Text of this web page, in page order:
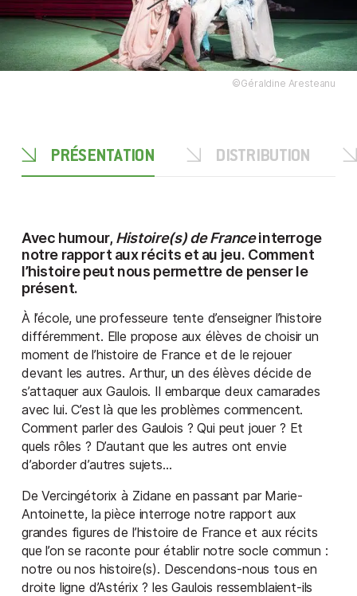
©Géraldine Aresteanu
PRÉSENTATION DISTRIBUTION
Avec humour, Histoire(s) de Franceinterroge
notre rapport aux récits et au jeu. Comment
l’histoire peut nous permettre de penser le
présent.
À l’école, une professeure tente d’enseigner l’histoire
différemment. Elle propose aux élèves de choisir un
moment de l’histoire de France et de le rejouer
devant les autres. Arthur, un des élèves décide de
s’attaquer aux Gaulois. Il embarque deux camarades
avec lui. C’est là que les problèmes commencent.
Comment parler des Gaulois ? Qui peut jouer ? Et
quels rôles ? D’autant que les autres ont envie
d’aborder d’autres sujets…
De Vercingétorix à Zidane en passant par Marie-
Antoinette, la pièce interroge notre rapport aux
grandes figures de l’histoire de France et aux récits
que l’on se raconte pour établir notre socle commun :
notre ou nos histoire(s). Descendons-nous tous en
droite ligne d’Astérix ? les Gaulois ressemblaient-ils